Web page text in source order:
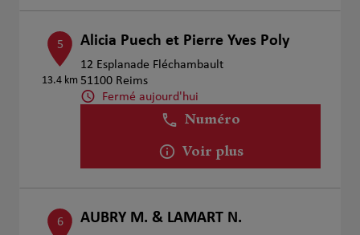
5
13.4 km
Alicia Puech et Pierre Yves Poly
12 Esplanade Fléchambault
51100 Reims
Fermé aujourd'hui
Numéro
Voir plus
6 AUBRY M. & LAMART N.